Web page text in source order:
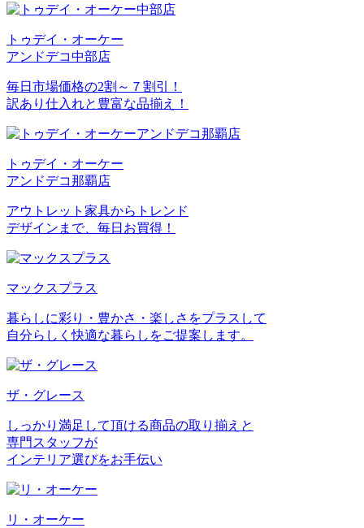
トゥデイ・オーケー
アンドデコ中部店
毎日市場価格の2割～７割引！
訳あり仕入れと豊富な品揃え！
トゥデイ・オーケー
アンドデコ那覇店
アウトレット家具からトレンド
デザインまで、毎日お買得！
マックスプラス
暮らしに彩り・豊かさ・楽しさをプラスして
自分らしく快適な暮らしをご提案します。
ザ・グレース
しっかり満足して頂ける商品の取り揃えと
専門スタッフが
インテリア選びをお手伝い
リ・オーケー